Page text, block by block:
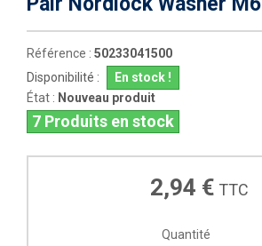
Référence : 50233041500
Disponibilité :
En stock !
État : Nouveau produit
7 Produits en stock
2,94 € TTC
Quantité